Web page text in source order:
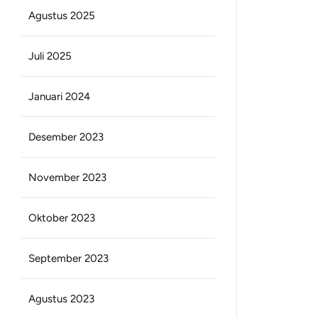
Agustus 2025
Juli 2025
Januari 2024
Desember 2023
November 2023
Oktober 2023
September 2023
Agustus 2023